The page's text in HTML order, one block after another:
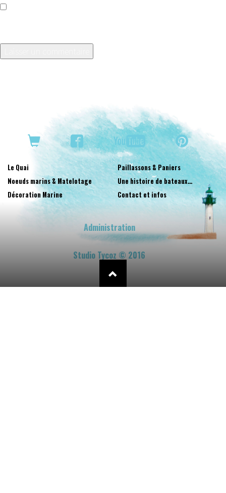
Le Quai
Noeuds marins & Matelotage
Décoration Marine
Paillassons & Paniers
Une histoire de bateaux…
Contact et infos
Administration
Studio Tycoz © 2016